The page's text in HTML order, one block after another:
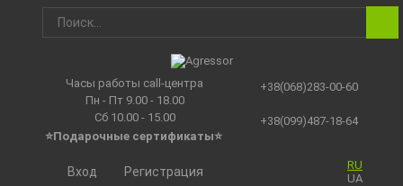
Часы работы call-центра
Пн - Пт 9.00 - 18.00
Сб 10.00 - 15.00
⭐Подарочные сертификаты⭐
+38(068)283-00-60
+38(099)487-18-64
RU
UA
Вход Регистрация